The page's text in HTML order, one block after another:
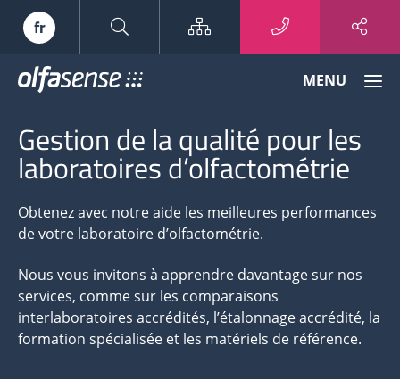
fr Sitemap
Odour
Data
to
Knowledge
MENU
Gestion de la qualité pour les
laboratoires d’olfactométrie
Obtenez avec notre aide les meilleures performances
de votre laboratoire d’olfactométrie.
Nous vous invitons à apprendre davantage sur nos
services, comme sur les comparaisons
interlaboratoires accrédités, l’étalonnage accrédité, la
formation spécialisée et les matériels de référence.